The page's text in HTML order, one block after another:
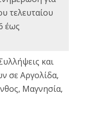
τελευταίου
έως
και
σε Αργολίδα,
Μαγνησία,